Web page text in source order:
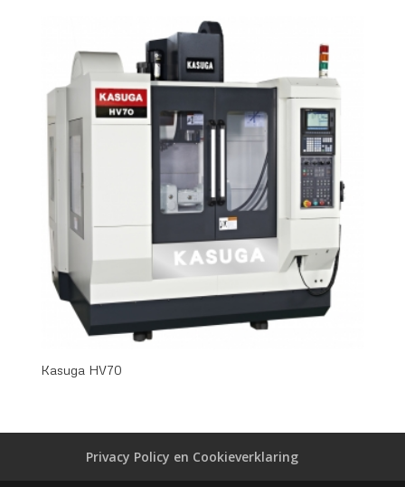
Kasuga HV70
Privacy Policy en Cookieverklaring